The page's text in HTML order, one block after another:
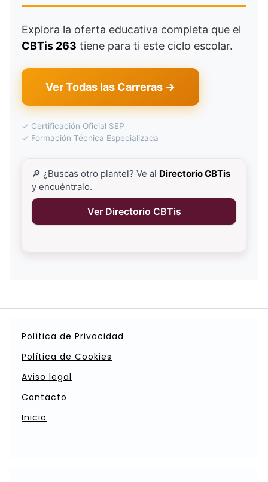
Explora la oferta educativa completa que el
CBTis 263 tiene para ti este ciclo escolar.
Ver Todas las Carreras →
✓ Certificación Oficial SEP
✓ Formación Técnica Especializada
🔎 ¿Buscas otro plantel? Ve al Directorio CBTis
y encuéntralo.
Ver Directorio CBTis
Política de Privacidad
Política de Cookies
Aviso legal
Contacto
Inicio